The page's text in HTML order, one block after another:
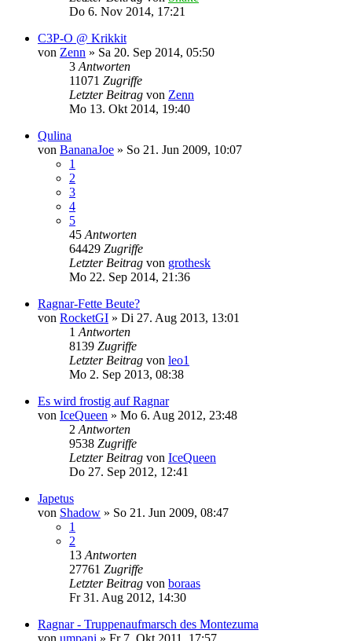
Do 6. Nov 2014, 17:21
C3P-O @ Krikkit
von Zenn » Sa 20. Sep 2014, 05:50
3 Antworten
11071 Zugriffe
Letzter Beitrag von Zenn
Mo 13. Okt 2014, 19:40
Qulina
von BananaJoe » So 21. Jun 2009, 10:07
1
2
3
4
5
45 Antworten
64429 Zugriffe
Letzter Beitrag von grothesk
Mo 22. Sep 2014, 21:36
Ragnar-Fette Beute?
von RocketGI » Di 27. Aug 2013, 13:01
1 Antworten
8139 Zugriffe
Letzter Beitrag von leo1
Mo 2. Sep 2013, 08:38
Es wird frostig auf Ragnar
von IceQueen » Mo 6. Aug 2012, 23:48
2 Antworten
9538 Zugriffe
Letzter Beitrag von IceQueen
Do 27. Sep 2012, 12:41
Japetus
von Shadow » So 21. Jun 2009, 08:47
1
2
13 Antworten
27761 Zugriffe
Letzter Beitrag von boraas
Fr 31. Aug 2012, 14:30
Ragnar - Truppenaufmarsch des Montezuma
von umpani » Fr 7. Okt 2011, 17:57